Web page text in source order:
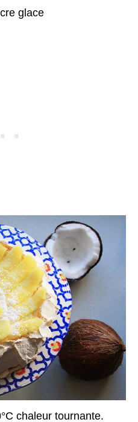
glace
chaleur tournante.